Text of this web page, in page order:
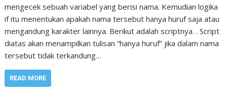
mengecek sebuah variabel yang berisi nama. Kemudian logika
if itu menentukan apakah nama tersebut hanya huruf saja atau
mengandung karakter lainnya. Berikut adalah scriptnya. . Script
diatas akan menampilkan tulisan “hanya huruf” jika dalam nama
tersebut tidak terkandung…
READ MORE